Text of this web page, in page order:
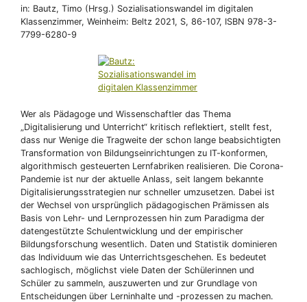
in: Bautz, Timo (Hrsg.) Sozialisationswandel im digitalen
Klassenzimmer, Weinheim: Beltz 2021, S, 86-107, ISBN 978-3-
7799-6280-9
Wer als Pädagoge und Wissenschaftler das Thema
„Digitalisierung und Unterricht“ kritisch reflektiert, stellt fest,
dass nur Wenige die Tragweite der schon lange beabsichtigten
Transformation von Bildungseinrichtungen zu IT-konformen,
algorithmisch gesteuerten Lernfabriken realisieren. Die Corona-
Pandemie ist nur der aktuelle Anlass, seit langem bekannte
Digitalisierungsstrategien nur schneller umzusetzen. Dabei ist
der Wechsel von ursprünglich pädagogischen Prämissen als
Basis von Lehr- und Lernprozessen hin zum Paradigma der
datengestützte Schulentwicklung und der empirischer
Bildungsforschung wesentlich. Daten und Statistik dominieren
das Individuum wie das Unterrichtsgeschehen. Es bedeutet
sachlogisch, möglichst viele Daten der Schülerinnen und
Schüler zu sammeln, auszuwerten und zur Grundlage von
Entscheidungen über Lerninhalte und -prozessen zu machen.